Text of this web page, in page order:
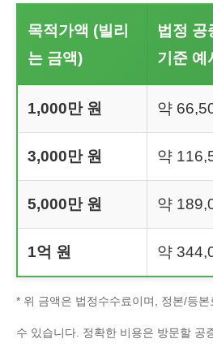
목적가액 (빌리
는 금액)
법정 공
기준 예
1,000만 원 약
3,000만 원 약
5,000만 원 약
1억 원 약
* 위 금액은 법정수수료이며, 정본/등
수 있습니다. 정확한 비용은 방문할 공